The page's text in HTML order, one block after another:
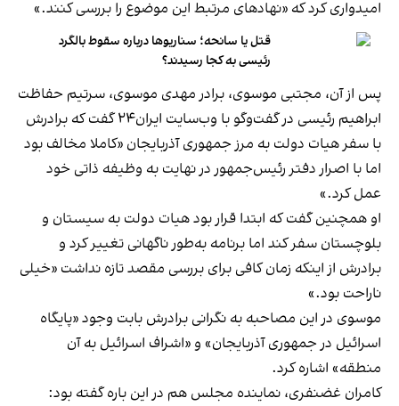
امیدواری کرد که «نهادهای مرتبط این موضوع را بررسی کنند.»
قتل یا سانحه؛ سناریوها درباره سقوط بالگرد
رئیسی به کجا رسیدند؟
پس از آن، مجتبی موسوی، برادر مهدی موسوی، سرتیم حفاظت
ابراهیم رئیسی در گفت‌وگو با وب‌سایت ایران‌۲۴ گفت که برادرش
با سفر هیات دولت به مرز جمهوری آذربایجان «کاملا مخالف بود
اما با اصرار دفتر رئیس‌جمهور در نهایت به وظیفه ذاتی خود
عمل کرد.»
او همچنین گفت که ابتدا قرار بود هیات دولت به سیستان و
بلوچستان سفر کند اما برنامه به‌طور ناگهانی تغییر کرد و
برادرش از اینکه زمان کافی برای بررسی مقصد تازه نداشت «خیلی
ناراحت بود.»
موسوی در این مصاحبه به نگرانی برادرش بابت وجود «پایگاه
اسرائیل در جمهوری آذربایجان» و «اشراف اسرائیل به آن
منطقه» اشاره کرد.
کامران غضنفری، نماینده مجلس هم در این باره گفته بود: